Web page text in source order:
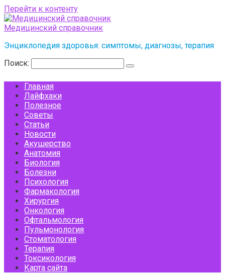
Перейти к контенту
Медицинский справочник
Энциклопедия здоровья: симптомы, диагнозы, терапия
Поиск:
Главная
Лайфхаки
Полезное
Советы
Статьи
Новости
Акушерство
Анатомия
Биология
Болезни
Психология
Фармакология
Хирургия
Онкология
Офтальмология
Пульмонология
Стоматология
Терапия
Токсикология
Карта сайта